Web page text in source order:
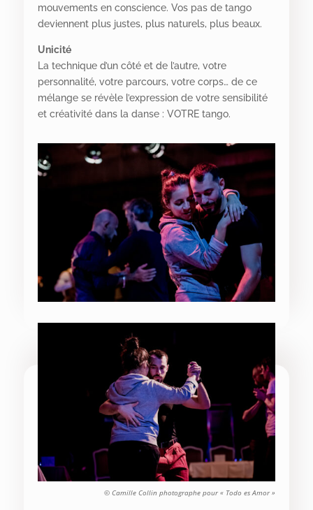
mouvements en conscience. Vos pas de tango
deviennent plus justes, plus naturels, plus beaux.
Unicité
La technique d’un côté et de l’autre, votre
personnalité, votre parcours, votre corps… de ce
mélange se révèle l’expression de votre sensibilité
et créativité dans la danse : VOTRE tango.
© Camille Collin photographe pour « Todo es Amor »